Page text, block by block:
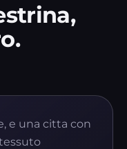
e una citta con